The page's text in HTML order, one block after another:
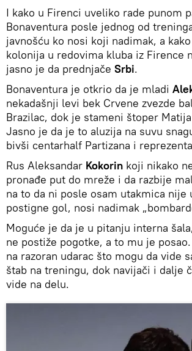
I kako u Firenci uveliko rade punom
Bonaventura posle jednog od
javnošću ko nosi koji nadimak, a
kolonija u redovima kluba iz Firence
jasno je da prednjače Srbi.
Bonaventura je otkrio da je mladi
nekadašnji levi bek Crvene zvezde
Brazilac, dok je stameni štoper Matija
Jasno je da je to aluzija na suvu
bivši centarhalf Partizana i
Rus Aleksandar Kokorin koji nikako
pronađe put do mreže i da razbije
na to da ni posle osam utakmica nije
postigne gol, nosi nadimak
Moguće je da je u pitanju interna
ne postiže pogotke, a to mu je
na razoran udarac što mogu da vide
štab na treningu, dok navijači i dalje
vide na delu.